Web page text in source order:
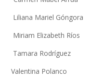
Liliana Mariel
Miriam Elizabeth
Tamara
Valentina